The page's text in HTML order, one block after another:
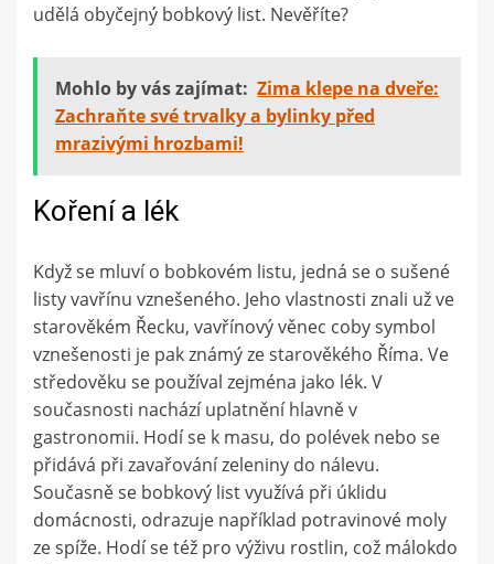
udělá obyčejný bobkový list. Nevěříte?
Mohlo by vás zajímat: Zima klepe na dveře:
Zachraňte své trvalky a bylinky před
mrazivými hrozbami!
Koření a lék
Když se mluví o bobkovém listu, jedná se o sušené
listy vavřínu vznešeného. Jeho vlastnosti znali už ve
starověkém Řecku, vavřínový věnec coby symbol
vznešenosti je pak známý ze starověkého Říma. Ve
středověku se používal zejména jako lék. V
současnosti nachází uplatnění hlavně v
gastronomii. Hodí se k masu, do polévek nebo se
přidává při zavařování zeleniny do nálevu.
Současně se bobkový list využívá při úklidu
domácnosti, odrazuje například potravinové moly
ze spíže. Hodí se též pro výživu rostlin, což málokdo